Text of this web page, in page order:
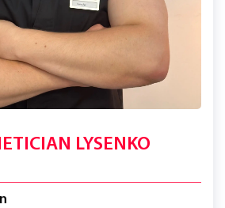
LYSENKO